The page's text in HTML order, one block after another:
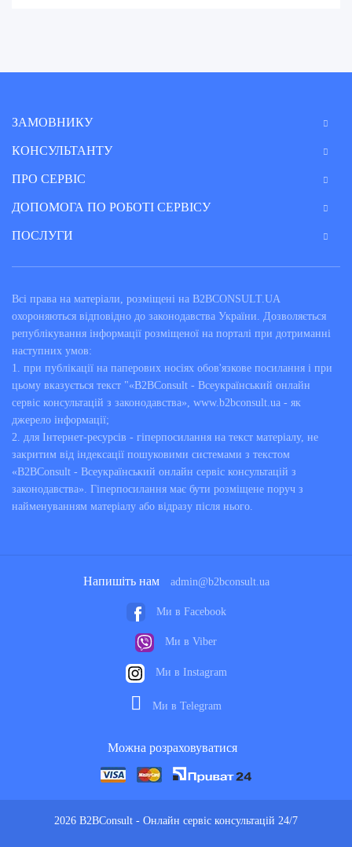
ЗАМОВНИКУ
КОНСУЛЬТАНТУ
ПРО СЕРВІС
ДОПОМОГА ПО РОБОТІ СЕРВІСУ
ПОСЛУГИ
Всі права на матеріали, розміщені на B2BCONSULT.UA
охороняються відповідно до законодавства України. Дозволяється
републікування інформації розміщеної на порталі при дотриманні
наступних умов:
1. при публікації на паперових носіях обов'язкове посилання і при
цьому вказується текст "«B2BConsult - Всеукраїнський онлайн
сервіс консультацій з законодавства», www.b2bconsult.ua - як
джерело інформації;
2. для Інтернет-ресурсів - гіперпосилання на текст матеріалу, не
закритим від індексації пошуковими системами з текстом
«B2BConsult - Всеукраїнський онлайн сервіс консультацій з
законодавства». Гіперпосилання має бути розміщене поруч з
найменуванням матеріалу або відразу після нього.
2026 B2BConsult - Онлайн сервіс консультацій 24/7
Напишіть нам admin@b2bconsult.ua
Ми в Facebook
Ми в Viber
Ми в Instagram
Ми в Telegram
Можна розраховуватися